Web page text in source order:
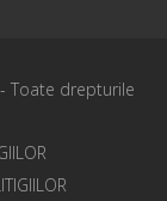
- Toate drepturile